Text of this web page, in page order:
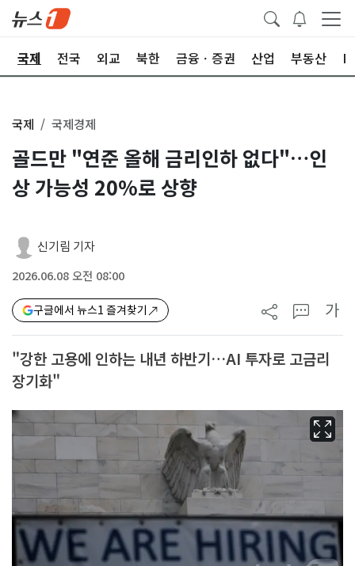
국제 전국 외교 북한 금융ㆍ증권 산업 부동산
국제 국제경제
골드만 "연준 올해 금리인하 없다"…인
상 가능성 20%로 상향
신기림 기자
2026.06.08 오전 08:00
구글에서 뉴스1 즐겨찾기 가
"강한 고용에 인하는 내년 하반기…AI 투자로 고금리
장기화"